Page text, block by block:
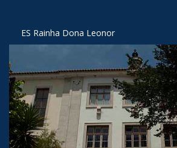
ES Rainha Dona Leonor